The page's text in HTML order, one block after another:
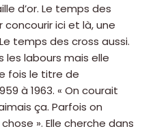
d’or. Le temps des
ici et là, une
temps des cross aussi.
les labours mais elle
fois le titre de
à 1963. « On courait
ça. Parfois on
». Elle cherche dans